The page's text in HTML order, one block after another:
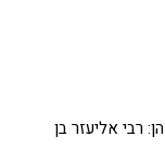
רבי אליעזר בן